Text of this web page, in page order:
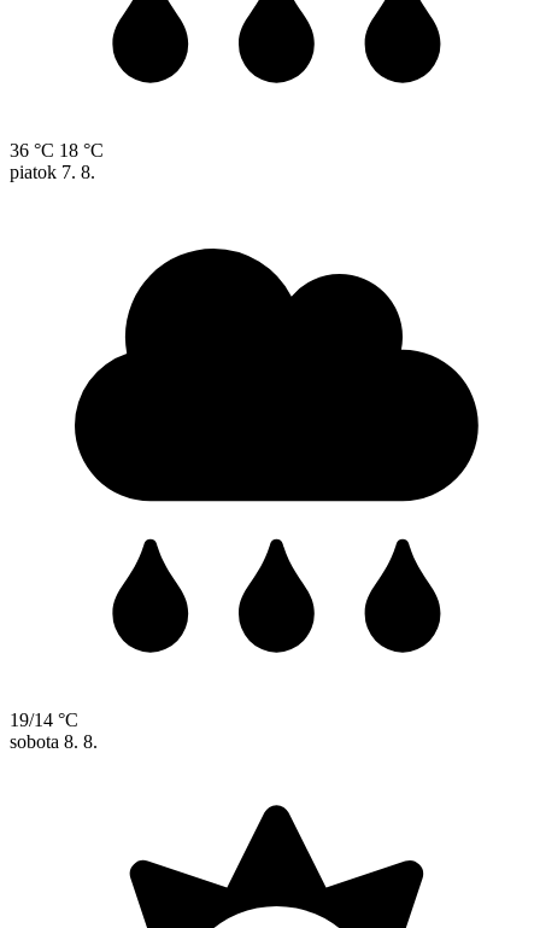
36 °C 18 °C
piatok 7. 8.
19/14 °C
sobota 8. 8.